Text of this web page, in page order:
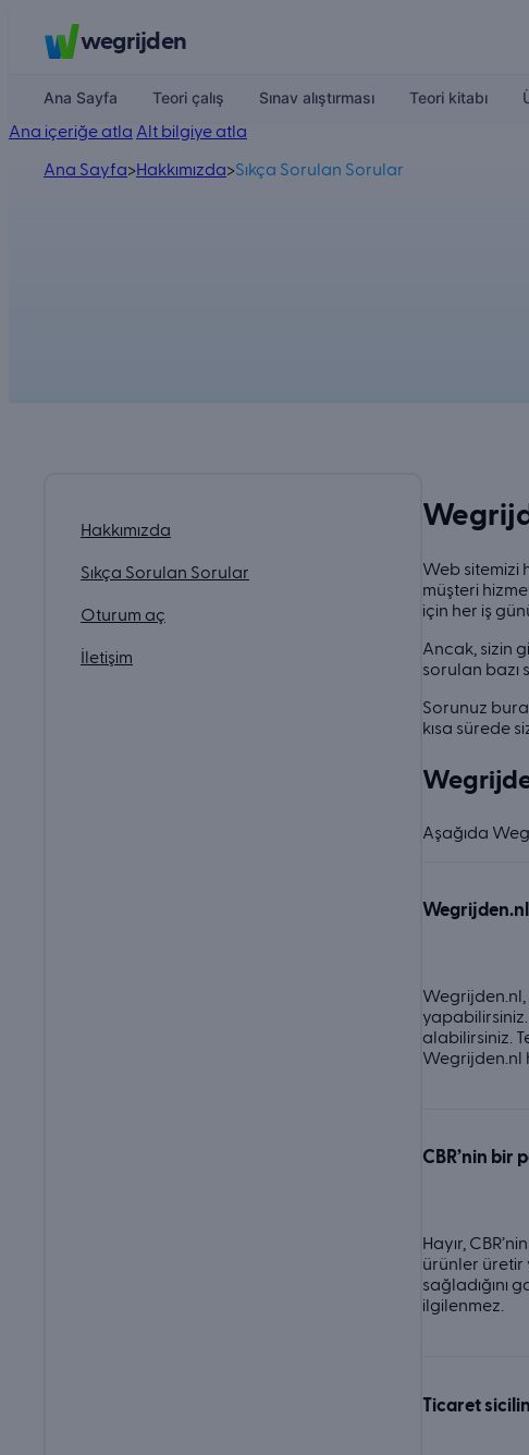
wegrijden
Ana Sayfa Teori çalış Sınav alıştırması Teori kitabı
Ana içeriğe atla Alt bilgiye atla
Ana Sayfa>Hakkımızda>Sıkça Sorulan Sorular
Hakkımızda
Sıkça Sorulan Sorular
Oturum aç
İletişim
Web sitemizi
müşteri
için her iş
Ancak, sizin
sorulan bazı
Sorunuz
kısa sürede
Aşağıda
Wegrijden.nl,
alabilirsiniz.
Wegrijden.nl
CBR’nin bir
Hayır,
ürünler üretir
sağladığını
ilgilenmez.
Ticaret